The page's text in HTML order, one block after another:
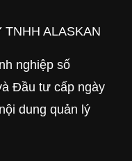
TNHH ALASKAN
nghiệp số
Đầu tư cấp ngày
dung quản lý